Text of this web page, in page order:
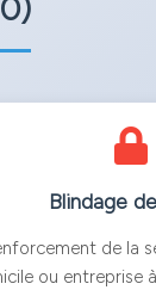
Blindage
de la
ou entreprise